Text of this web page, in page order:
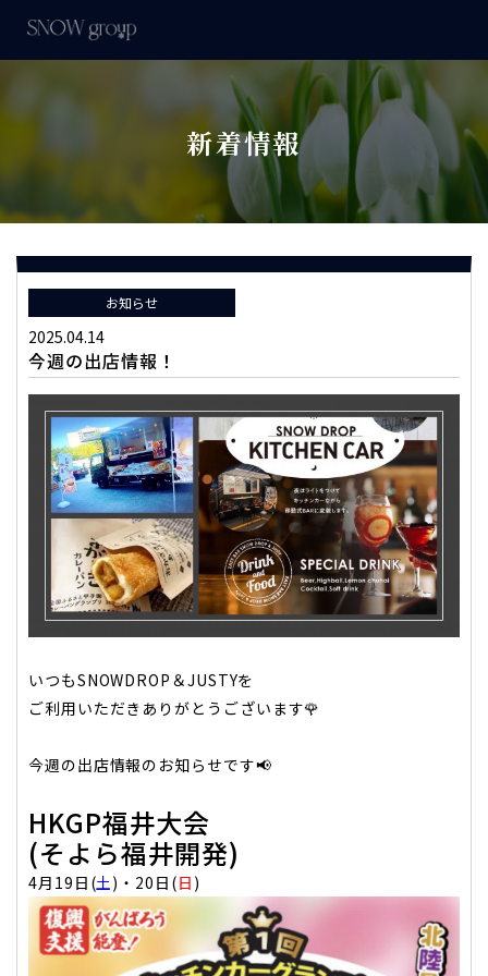
新着情報
お知らせ
2025.04.14
今週の出店情報！
いつもSNOWDROP＆JUSTYを
ご利用いただきありがとうございます🌹
今週の出店情報のお知らせです📢
HKGP福井大会
(そよら福井開発)
4月19日(土 )・20日(日 )